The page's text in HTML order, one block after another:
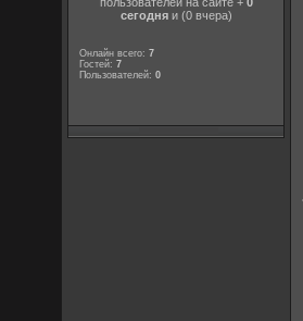
сегодняи (0 вчера)
Онлайн всего:7
Гостей:7
Пользователей:0